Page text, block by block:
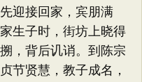
迎接回家，宾朋满
生子时，街坊上晓得
，背后讥诮。到陈宗
节贤慧，教子成名，